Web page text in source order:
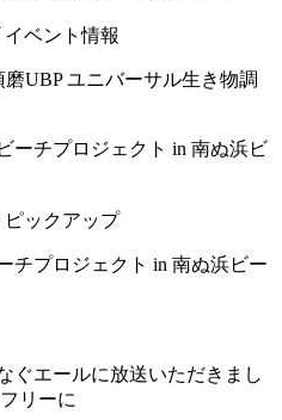
イベント情報
UBP ユニバーサル生き物調
ピックアップ
チプロジェクト in 南ぬ浜ビー